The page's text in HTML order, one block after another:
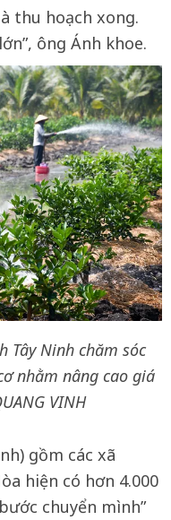
thu hoạch xong.
ông Ánh khoe.
Tây Ninh chăm sóc
nhằm nâng cao giá
VINH
gồm các xã
hiện có hơn 4.000
chuyển mình”